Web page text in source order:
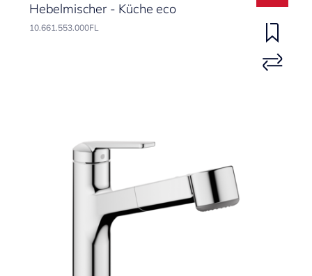
Hebelmischer - Küche eco
10.661.553.000FL